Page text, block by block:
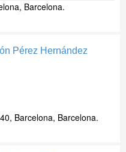
Barcelona.
Pérez Hernández
Barcelona, Barcelona.